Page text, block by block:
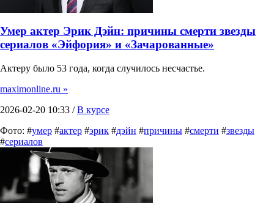
Умер актер Эрик Дэйн: причины смерти звезды
сериалов «Эйфория» и «Зачарованные»
Актеру было 53 года, когда случилось несчастье.
maximonline.ru »
2026-02-20 10:33 /В курсе
Фото: #умер #актер #эрик #дэйн #причины #смерти #звезды
#сериалов